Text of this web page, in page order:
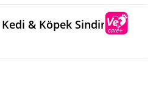
& Köpek Sindirim